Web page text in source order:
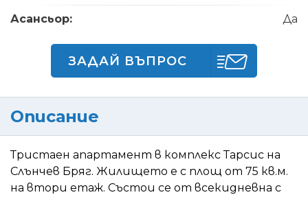
Асансьор: Да
ЗАДАЙ ВЪПРОС
Описание
Тристаен апартамент в комплекс Тарсис на
Слънчев Бряг. Жилището е с площ от 75 кв.м.
на втори етаж. Състои се от всекидневна с